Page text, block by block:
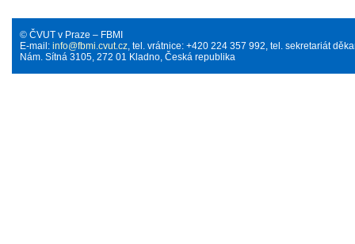
© ČVUT v Praze – FBMI
E-mail: info@fbmi.cvut.cz, tel. vrátnice: +420 224 357 992, tel. sekretariát
Nám. Sítná 3105, 272 01 Kladno, Česká republika